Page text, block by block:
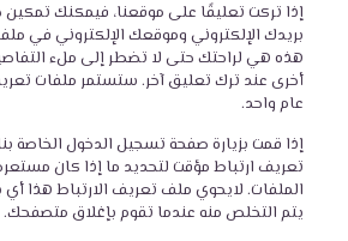
إذا تركت تعليقًا على موقعنا، فيمكنك
بريدك الإلكتروني وموقعك الإلكتروني في
هذه هي لراحتك حتى لا تضطر إلى ملء
أخرى عند ترك تعليق آخر. ستستمر ملفات
عام واحد.
إذا قمت بزيارة صفحة تسجيل الدخول الخاصة
تعريف ارتباط مؤقت لتحديد ما إذا كان
الملفات. لايحوي ملف تعريف الارتباط هذا
يتم التخلص منه عندما تقوم بإغلاق متصفحك.